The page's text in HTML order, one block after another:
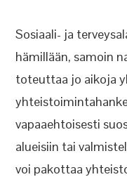
Sosiaali- ja
hämillään, samoin
toteuttaa jo aikoja
vapaaehtoisesti
alueisiin tai
voi pakottaa